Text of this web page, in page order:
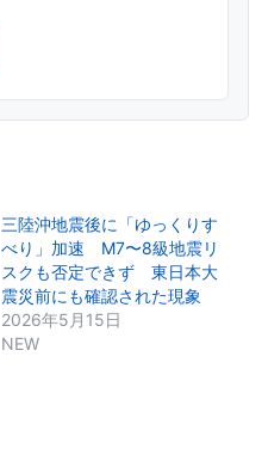
三陸沖地震後に「ゆっくりす
べり」加速 M7〜8級地震リ
スクも否定できず 東日本大
震災前にも確認された現象
2026年5月15日
NEW